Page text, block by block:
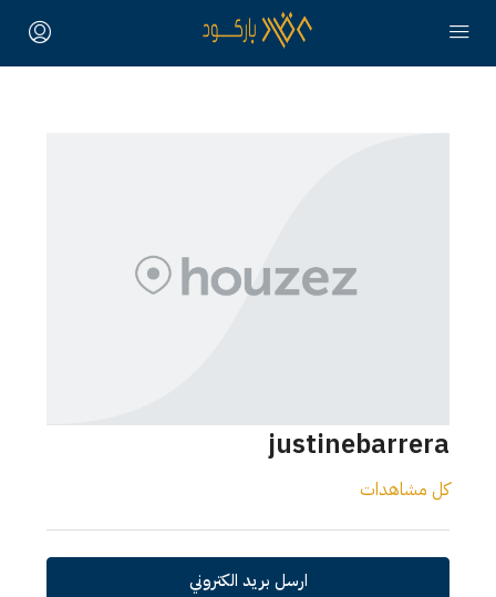
justinebarrera
كل مشاهدات
ارسل بريد الكتروني